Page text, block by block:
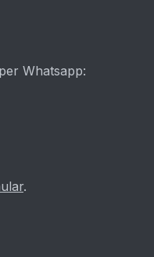
Whatsapp:
.